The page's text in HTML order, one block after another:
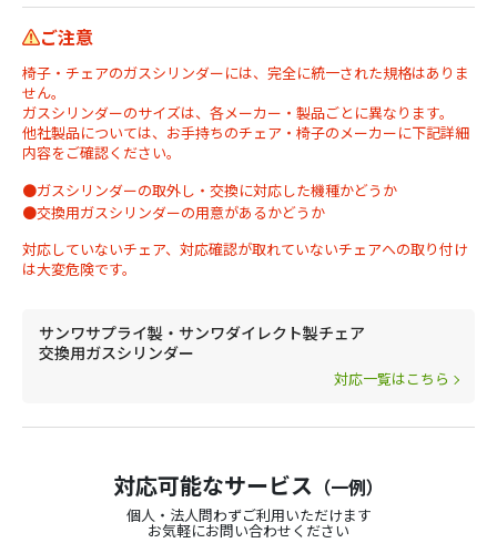
ご注意
椅子・チェアのガスシリンダーには、完全に統一された規格はありま
せん。
ガスシリンダーのサイズは、各メーカー・製品ごとに異なります。
他社製品については、お手持ちのチェア・椅子のメーカーに下記詳細
内容をご確認ください。
●ガスシリンダーの取外し・交換に対応した機種かどうか
●交換用ガスシリンダーの用意があるかどうか
対応していないチェア、対応確認が取れていないチェアへの取り付け
は大変危険です。
サンワサプライ製・サンワダイレクト製チェア
交換用ガスシリンダー
対応一覧はこちら
対応可能なサービス （一例）
個人・法人問わずご利用いただけます
お気軽にお問い合わせください